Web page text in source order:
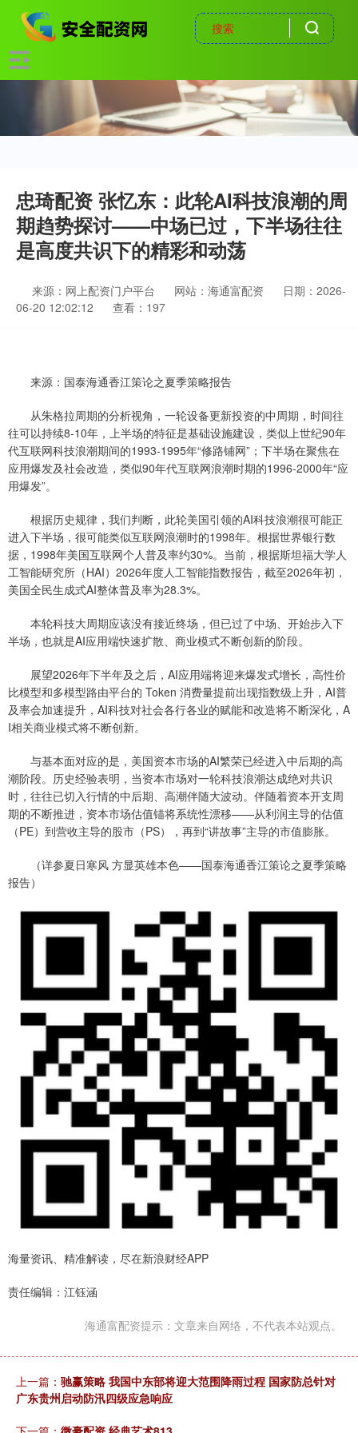
忠琦配资 张忆东：此轮AI科技浪潮的周
期趋势探讨——中场已过，下半场往往
是高度共识下的精彩和动荡
来源：网上配资门户平台 网站：海通富配资
日期：2026-
06-20 12:02:12
查看：197
来源：国泰海通香江策论之夏季策略报告
从朱格拉周期的分析视角，一轮设备更新投资的中周期，时间往
往可以持续8-10年，上半场的特征是基础设施建设，类似上世纪90年
代互联网科技浪潮期间的1993-1995年“修路铺网”；下半场在聚焦在
应用爆发及社会改造，类似90年代互联网浪潮时期的1996-2000年“应
用爆发”。
根据历史规律，我们判断，此轮美国引领的AI科技浪潮很可能正
进入下半场，很可能类似互联网浪潮时的1998年。根据世界银行数
据，1998年美国互联网个人普及率约30%。当前，根据斯坦福大学人
工智能研究所（HAI）2026年度人工智能指数报告，截至2026年初，
美国全民生成式AI整体普及率为28.3%。
本轮科技大周期应该没有接近终场，但已过了中场、开始步入下
半场，也就是AI应用端快速扩散、商业模式不断创新的阶段。
展望2026年下半年及之后，AI应用端将迎来爆发式增长，高性价
比模型和多模型路由平台的 Token 消费量提前出现指数级上升，AI普
及率会加速提升，AI科技对社会各行各业的赋能和改造将不断深化，A
I相关商业模式将不断创新。
与基本面对应的是，美国资本市场的AI繁荣已经进入中后期的高
潮阶段。历史经验表明，当资本市场对一轮科技浪潮达成绝对共识
时，往往已切入行情的中后期、高潮伴随大波动。伴随着资本开支周
期的不断推进，资本市场估值锚将系统性漂移——从利润主导的估值
（PE）到营收主导的股市（PS），再到“讲故事”主导的市值膨胀。
（详参夏日寒风 方显英雄本色——国泰海通香江策论之夏季策略
报告）
海量资讯、精准解读，尽在新浪财经APP
责任编辑：江钰涵
海通富配资提示：文章来自网络，不代表本站观点。
上一篇： 驰赢策略 我国中东部将迎大范围降雨过程 国家防总针对
广东贵州启动防汛四级应急响应